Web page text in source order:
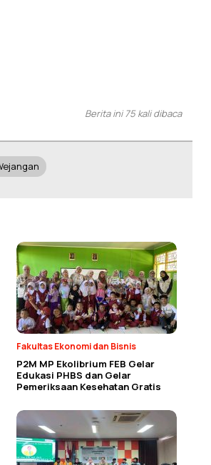
Berita ini 75 kali dibaca
Fakultas Ekonomi dan Bisnis
P2M MP Ekolibrium FEB Gelar
Edukasi PHBS dan Gelar
Pemeriksaan Kesehatan Gratis